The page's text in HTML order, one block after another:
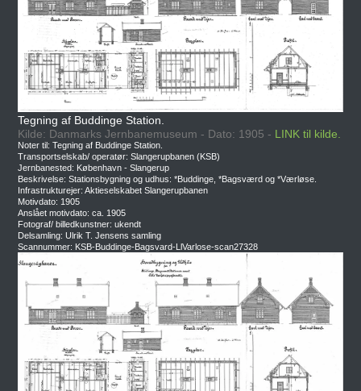
Tegning af Buddinge Station.
Kilde: Danmarks Jernbanemuseum - Dato: 1905 - LINK til kilde.
Noter til: Tegning af Buddinge Station.
Transportselskab/ operatør: Slangerupbanen (KSB)
Jernbanested: København - Slangerup
Beskrivelse: Stationsbygning og udhus: *Buddinge, *Bagsværd og *Værløse.
Infrastrukturejer: Aktieselskabet Slangerupbanen
Motivdato: 1905
Anslået motivdato: ca. 1905
Fotograf/ billedkunstner: ukendt
Delsamling: Ulrik T. Jensens samling
Scannummer: KSB-Buddinge-Bagsvard-LlVarlose-scan27328